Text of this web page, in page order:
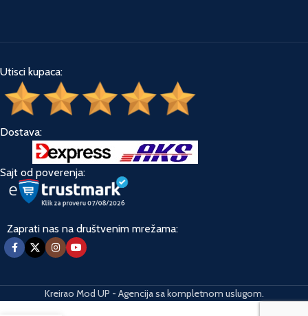
Utisci kupaca:
Dostava:
Sajt od poverenja:
Zaprati nas na društvenim mrežama:
Kreirao Mod UP - Agencija sa kompletnom uslugom.